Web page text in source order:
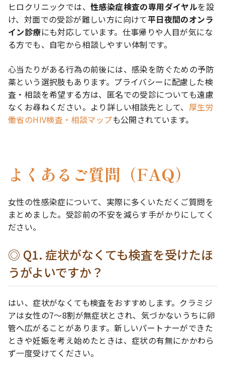
ヒロクリニックでは、 性感染症検査の専用ダイヤルを設
け、対面での受診が難しい方に向けて平日夜間のオンラ
イン診療にも対応しています。仕事帰りや人目が気にな
る方でも、自宅から相談しやすい体制です。
心当たりがある行為の前後には、感染を防ぐための予防
薬という選択肢もあります。プライバシーに配慮した検
査・相談を希望する方は、匿名での受診についても遠慮
なくお尋ねください。より詳しい相談先として、 厚生労
働省のHIV検査・相談マップも公開されています。
よくあるご質問（FAQ）
女性の性感染症について、実際に多くいただくご質問を
まとめました。受診前の不安を減らす手がかりにしてく
ださい。
Q1. 症状がなくても検査を受けたほ
うがよいですか？
はい、症状がなくても検査をおすすめします。クラミジ
アは女性の7〜8割が無症状とされ、気づかないうちに卵
管へ広がることがあります。新しいパートナーができた
ときや妊娠を考え始めたときは、症状の有無にかかわら
ず一度受けてください。